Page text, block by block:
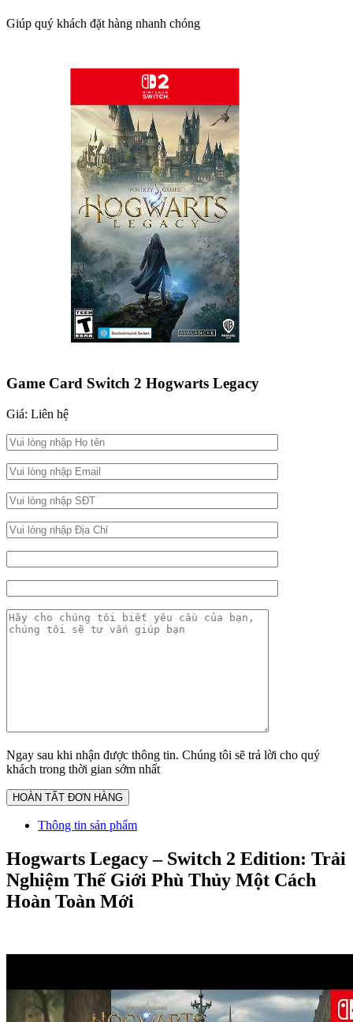
Giúp quý khách đặt hàng nhanh chóng
Game Card Switch 2 Hogwarts Legacy
Giá: Liên hệ
Ngay sau khi nhận được thông tin. Chúng tôi sẽ trả lời cho quý
khách trong thời gian sớm nhất
Thông tin sản phẩm
Hogwarts Legacy – Switch 2 Edition: Trải
Nghiệm Thế Giới Phù Thủy Một Cách
Hoàn Toàn Mới